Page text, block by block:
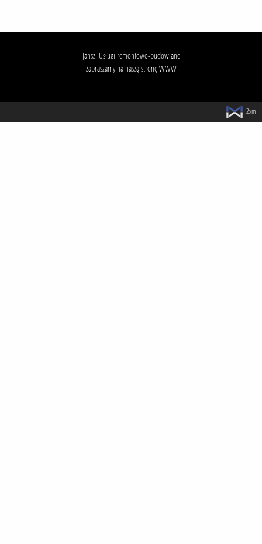
Jansz. Usługi remontowo-budowlane
Zapraszamy na naszą stronę WWW
2xm